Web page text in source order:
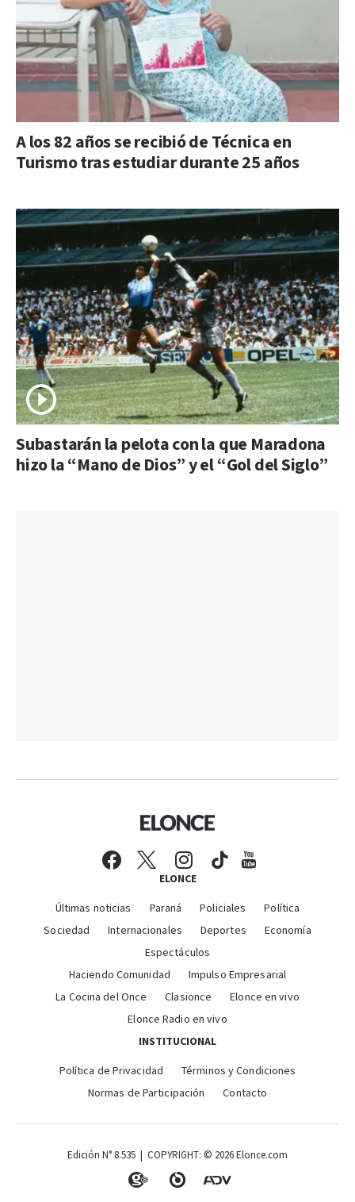
A los 82 años se recibió de Técnica en
Turismo tras estudiar durante 25 años
Subastarán la pelota con la que Maradona
hizo la “Mano de Dios” y el “Gol del Siglo”
ELONCE
Últimas noticias Paraná Policiales
Política
Sociedad
Internacionales Deportes
Economía
Espectáculos
Haciendo Comunidad
Impulso Empresarial
La Cocina del Once
Clasionce
Elonce en vivo
Elonce Radio en vivo
INSTITUCIONAL
Política de Privacidad
Términos y Condiciones
Normas de Participación
Contacto
Edición N° 8.535 | COPYRIGHT: © 2026 Elonce.com